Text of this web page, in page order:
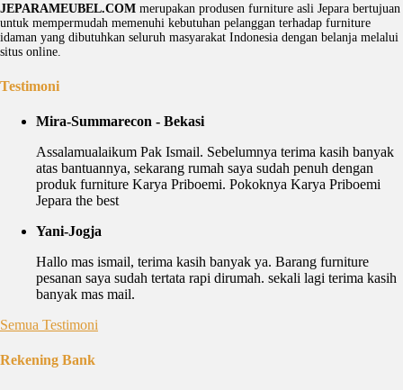
JEPARAMEUBEL.COM merupakan produsen furniture asli Jepara bertujuan
untuk mempermudah memenuhi kebutuhan pelanggan terhadap furniture
idaman yang dibutuhkan seluruh masyarakat Indonesia dengan belanja melalui
situs online.
Testimoni
Mira-Summarecon - Bekasi
Assalamualaikum Pak Ismail. Sebelumnya terima kasih banyak
atas bantuannya, sekarang rumah saya sudah penuh dengan
produk furniture Karya Priboemi. Pokoknya Karya Priboemi
Jepara the best
Yani-Jogja
Hallo mas ismail, terima kasih banyak ya. Barang furniture
pesanan saya sudah tertata rapi dirumah. sekali lagi terima kasih
banyak mas mail.
Semua Testimoni
Rekening Bank